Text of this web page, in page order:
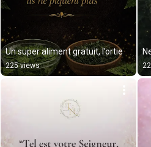
Un super aliment gratuit, l’ortie
225 views